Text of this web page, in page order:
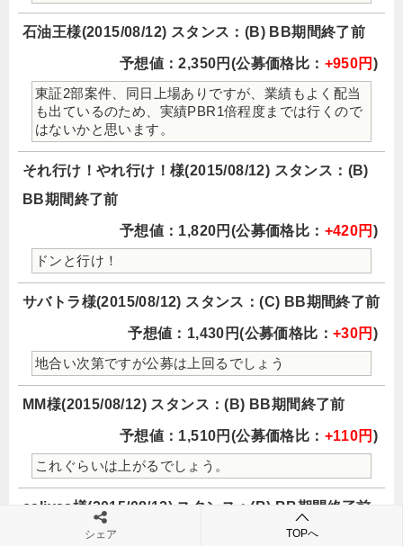
石油王様(2015/08/12) スタンス：(B) BB期間終了前
予想値：2,350円(公募価格比： +950円 )
東証2部案件、同日上場ありですが、業績もよく配当
も出ているのため、実績PBR1倍程度までは行くので
はないかと思います。
それ行け！やれ行け！様(2015/08/12) スタンス：(B)
BB期間終了前
予想値：1,820円(公募価格比： +420円 )
ドンと行け！
サバトラ様(2015/08/12) スタンス：(C) BB期間終了前
予想値：1,430円(公募価格比： +30円 )
地合い次第ですが公募は上回るでしょう
MM様(2015/08/12) スタンス：(B) BB期間終了前
予想値：1,510円(公募価格比： +110円 )
これぐらいは上がるでしょう。
caliyas様(2015/08/12) スタンス：(B) BB期間終了前
予想値：1,920円(公募価格比：
シェア TOPへ